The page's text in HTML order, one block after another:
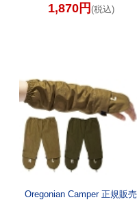
1,870円 (税込)
Oregonian Camper 正規販売